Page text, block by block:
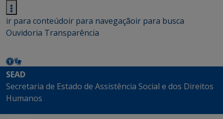
ir para conteúdoir para navegaçãoir para busca
Ouvidoria Transparência
SEAD
Secretaria de Estado de Assistência Social e dos Direitos
Humanos